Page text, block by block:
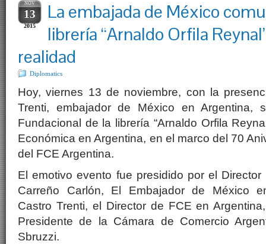
NOV
13
2015
La embajada de México
librería “Arnaldo Orfila
realidad
Diplomatics
Hoy, viernes 13 de noviembre, con la
Trenti, embajador de México en Argentina,
Fundacional de la librería “Arnaldo Orfila
Económica en Argentina, en el marco del 70
del FCE Argentina.
El emotivo evento fue presidido por el
Carreño Carlón, El Embajador de México
Castro Trenti, el Director de FCE en
Presidente de la Cámara de Comercio
Sbruzzi.